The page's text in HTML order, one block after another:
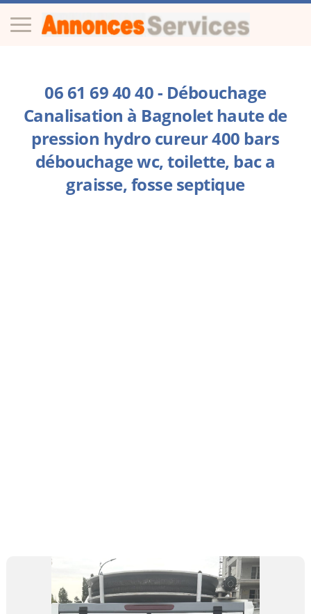
06 61 69 40 40 - Débouchage
Canalisation à Bagnolet haute de
pression hydro cureur 400 bars
débouchage wc, toilette, bac a
graisse, fosse septique